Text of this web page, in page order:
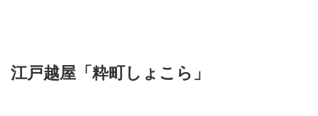
江戸越屋「粋町しょこら」